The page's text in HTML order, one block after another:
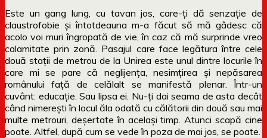
Este un gang lung, cu tavan jos, care-ți dă senzație de
claustrofobie și întotdeauna m-a făcut să mă gâdesc că
acolo voi muri îngropată de vie, în caz că mă surprinde vreo
calamitate prin zonă. Pasajul care face legătura între cele
două stații de metrou de la Unirea este unul dintre locurile în
care mi se pare că neglijența, nesimțirea și nepăsarea
românului față de celălalt se manifestă plenar. Într-un
cuvânt: educație. Sau lipsa ei. Nu-ți dai seama de asta decât
când nimerești în locul ăla odată cu călătorii din două sau mai
multe metrouri, deșertate în același timp. Atunci scapă cine
poate. Altfel, după cum se vede în poza de mai jos, se poate.